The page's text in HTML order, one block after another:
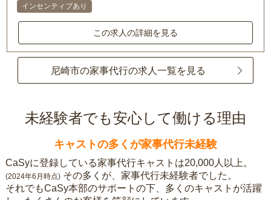
インセンティブあり
この求人の詳細を見る
尼崎市の家事代行の求人一覧を見る
未経験者でも安心して働ける理由
キャストの多くが家事代行未経験
CaSyに登録している家事代行キャストは20,000人以上。
(2024年6月時点) その多くが、家事代行未経験者でした。
それでもCaSy本部のサポートの下、多くのキャストが活躍